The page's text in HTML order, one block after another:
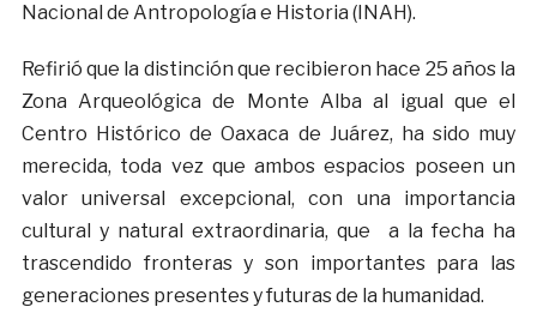
Nacional de Antropología e Historia (INAH).
Refirió que la distinción que recibieron hace 25 años la
Zona Arqueológica de Monte Alba al igual que el
Centro Histórico de Oaxaca de Juárez, ha sido muy
merecida, toda vez que ambos espacios poseen un
valor universal excepcional, con una importancia
cultural y natural extraordinaria, que a la fecha ha
trascendido fronteras y son importantes para las
generaciones presentes y futuras de la humanidad.